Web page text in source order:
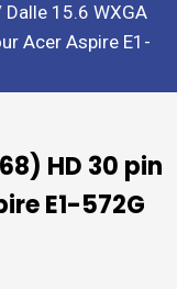
Dalle 15.6 WXGA
Acer Aspire E1-
HD 30 pin
E1-572G